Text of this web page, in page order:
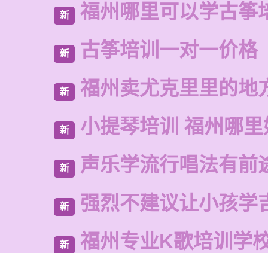
新 福州哪里可以学古筝
新 古筝培训一对一价格
新 福州卖尤克里里的地
新 小提琴培训 福州哪
新 声乐学流行唱法有前
新 强烈不建议让小孩学
新 福州专业K歌培训学